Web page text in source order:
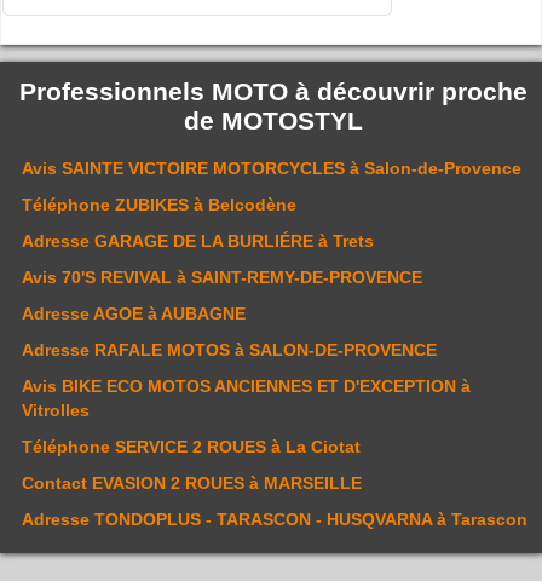
Professionnels MOTO à découvrir proche
de MOTOSTYL
Avis SAINTE VICTOIRE MOTORCYCLES à Salon-de-Provence
Téléphone ZUBIKES à Belcodène
Adresse GARAGE DE LA BURLIÉRE à Trets
Avis 70'S REVIVAL à SAINT-REMY-DE-PROVENCE
AdresseAGOE à AUBAGNE
Adresse RAFALE MOTOS à SALON-DE-PROVENCE
Avis BIKE ECO MOTOS ANCIENNES ET D'EXCEPTION à
Vitrolles
Téléphone SERVICE 2 ROUES à La Ciotat
Contact EVASION 2 ROUES à MARSEILLE
Adresse TONDOPLUS - TARASCON - HUSQVARNAà Tarascon